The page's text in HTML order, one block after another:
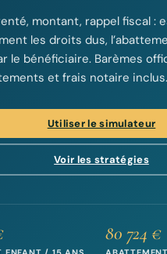
montant, rappel fiscal :
les droits dus,
le bénéficiaire. Barèmes
et frais notaire inclus.
Utiliser le simulateur
Voir les stratégies
80 724 €